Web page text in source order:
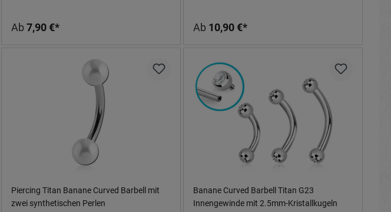
Ab7,90 €* Ab 10,90 €*
Piercing Titan Banane Curved Barbell mit
zwei synthetischen Perlen
Banane Curved Barbell Titan G23
Innengewinde mit 2.5mm-Kristallkugeln